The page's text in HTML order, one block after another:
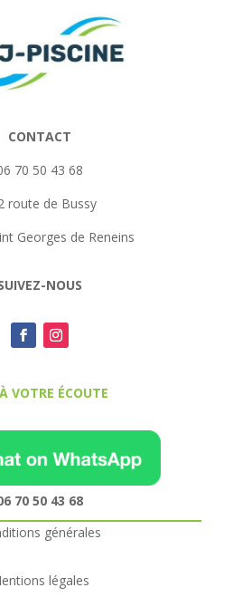
CONTACT
70 50 43 68
route de Bussy
Georges de Reneins
NOUS
VOTRE ÉCOUTE
70 50 43 68
générales
légales